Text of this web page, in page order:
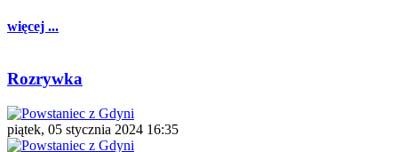
więcej ...
Rozrywka
piątek, 05 stycznia 2024 16:35